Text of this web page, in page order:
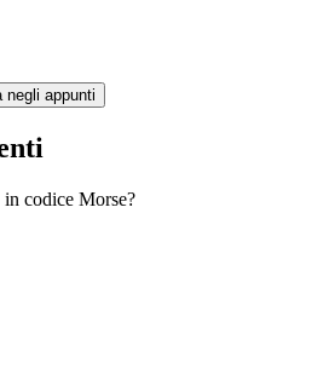
negli appunti
codice Morse?